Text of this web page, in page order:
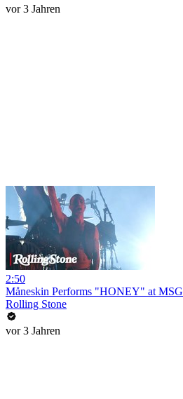
vor 3 Jahren
2:50
Måneskin Performs "HONEY" at MSG
Rolling Stone
vor 3 Jahren